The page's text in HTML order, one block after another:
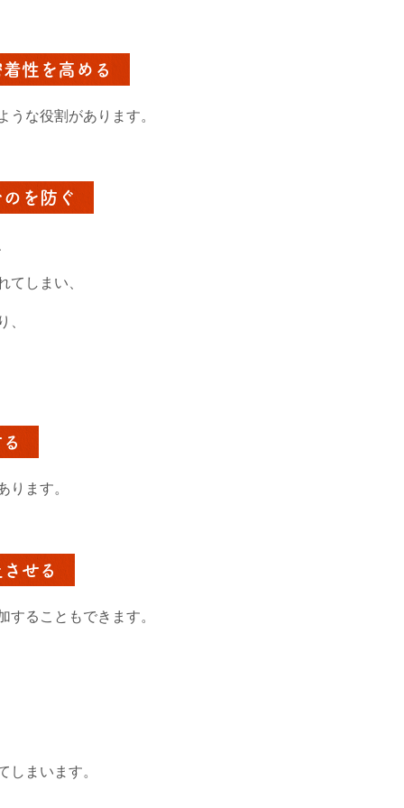
性を高める
うな役割があります。
を防ぐ
てしまい、
、
ります。
せる
することもできます。
しまいます。